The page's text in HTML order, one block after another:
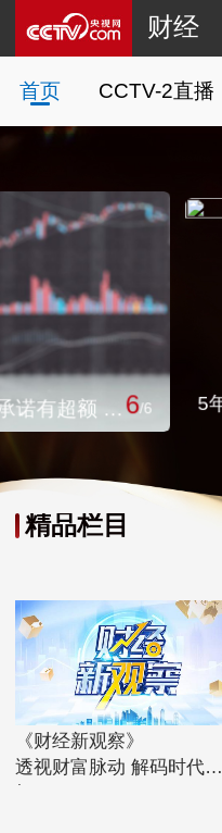
财经
首页 CCTV-2直播
精品栏目
《财经新观察》
透视财富脉动 解码时代先